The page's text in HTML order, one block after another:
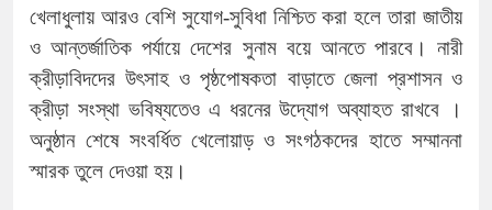
খেলাধুলায় আরও বেশি সুযোগ-সুবিধা নিশ্চিত করা হলে তারা জাতীয়
ও আন্তর্জাতিক পর্যায়ে দেশের সুনাম বয়ে আনতে পারবে। নারী
ক্রীড়াবিদদের উৎসাহ ও পৃষ্ঠপোষকতা বাড়াতে জেলা প্রশাসন ও
ক্রীড়া সংস্থা ভবিষ্যতেও এ ধরনের উদ্যোগ অব্যাহত রাখবে ।
অনুষ্ঠান শেষে সংবর্ধিত খেলোয়াড় ও সংগঠকদের হাতে সম্মাননা
স্মারক তুলে দেওয়া হয়।